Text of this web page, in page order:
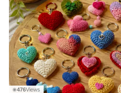
◉476Views